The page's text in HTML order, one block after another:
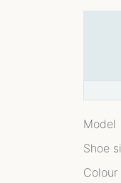
Model
Shoe
Colour